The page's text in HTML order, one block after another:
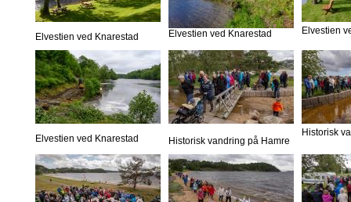
Elvestien ved Knarestad Elvestien ved Knarestad Elvestien
Elvestien ved Knarestad Historisk vandring på Hamre
Historisk